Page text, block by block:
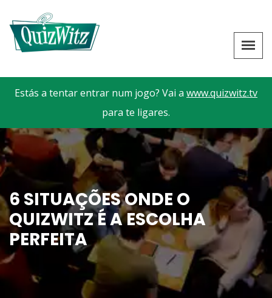
Estás a tentar entrar num jogo? Vai a www.quizwitz.tv
para te ligares.
6 SITUAÇÕES ONDE O
QUIZWITZ É A ESCOLHA
PERFEITA